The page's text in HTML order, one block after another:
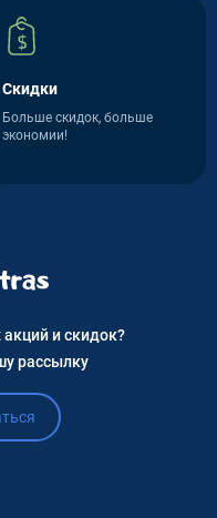
Скидки
Больше скидок, больше
экономии!
акций и скидок?
рассылку